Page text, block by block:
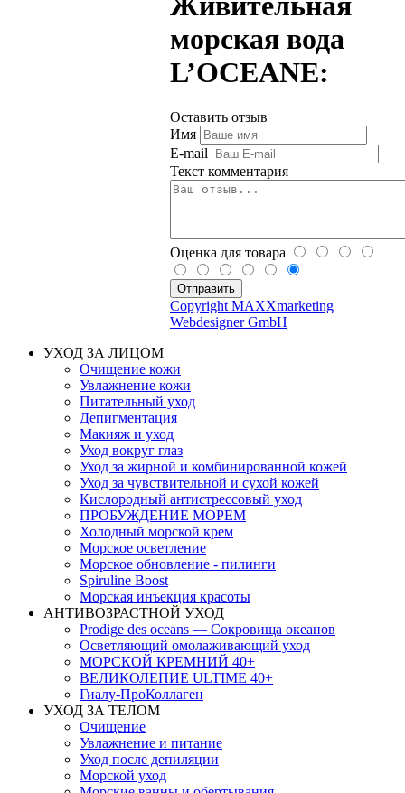
морская вода
L’OCEANE:
Оставить отзыв
Имя
E-mail
Текст комментария
Оценка для товара
Copyright MAXXmarketing
Webdesigner GmbH
УХОД ЗА ЛИЦОМ
Очищение кожи
Увлажнение кожи
Питательный уход
Депигментация
Макияж и уход
Уход вокруг глаз
Уход за жирной и комбинированной кожей
Уход за чувствительной и сухой кожей
Кислородный антистрессовый уход
ПРОБУЖДЕНИЕ МОРЕМ
Холодный морской крем
Морское осветление
Морское обновление - пилинги
Spiruline Boost
Морская инъекция красоты
АНТИВОЗРАСТНОЙ УХОД
Prodige des oceans — Сокровища океанов
Осветляющий омолаживающий уход
МОРСКОЙ КРЕМНИЙ 40+
ВЕЛИКОЛЕПИЕ ULTIME 40+
Гиалу-ПроКоллаген
УХОД ЗА ТЕЛОМ
Очищение
Увлажнение и питание
Уход после депиляции
Морской уход